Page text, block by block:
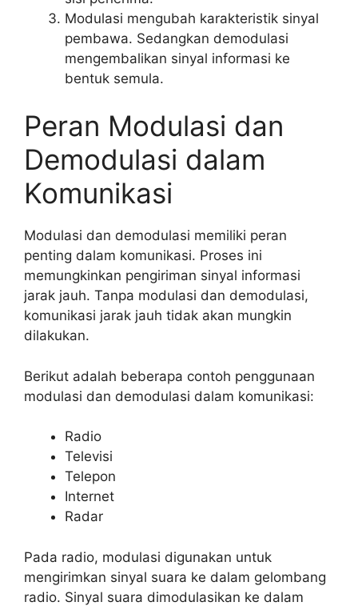
Modulasi mengubah karakteristik sinyal
pembawa. Sedangkan demodulasi
mengembalikan sinyal informasi ke
bentuk semula.
Peran Modulasi dan
Demodulasi dalam
Komunikasi
Modulasi dan demodulasi memiliki peran
penting dalam komunikasi. Proses ini
memungkinkan pengiriman sinyal informasi
jarak jauh. Tanpa modulasi dan demodulasi,
komunikasi jarak jauh tidak akan mungkin
dilakukan.
Berikut adalah beberapa contoh penggunaan
modulasi dan demodulasi dalam komunikasi:
Radio
Televisi
Telepon
Internet
Radar
Pada radio, modulasi digunakan untuk
mengirimkan sinyal suara ke dalam gelombang
radio. Sinyal suara dimodulasikan ke dalam